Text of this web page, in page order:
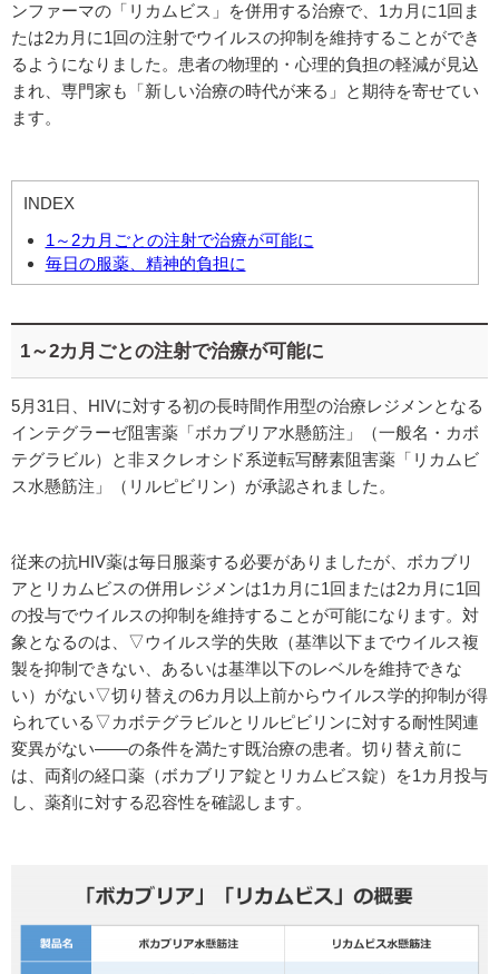
ンファーマの「リカムビス」を併用する治療で、1カ月に1回ま
たは2カ月に1回の注射でウイルスの抑制を維持することができ
るようになりました。患者の物理的・心理的負担の軽減が見込
まれ、専門家も「新しい治療の時代が来る」と期待を寄せてい
ます。
INDEX
1～2カ月ごとの注射で治療が可能に
毎日の服薬、精神的負担に
1～2カ月ごとの注射で治療が可能に
5月31日、HIVに対する初の長時間作用型の治療レジメンとなる
インテグラーゼ阻害薬「ボカブリア水懸筋注」（一般名・カボ
テグラビル）と非ヌクレオシド系逆転写酵素阻害薬「リカムビ
ス水懸筋注」（リルピビリン）が承認されました。
従来の抗HIV薬は毎日服薬する必要がありましたが、ボカブリ
アとリカムビスの併用レジメンは1カ月に1回または2カ月に1回
の投与でウイルスの抑制を維持することが可能になります。対
象となるのは、▽ウイルス学的失敗（基準以下までウイルス複
製を抑制できない、あるいは基準以下のレベルを維持できな
い）がない▽切り替えの6カ月以上前からウイルス学的抑制が得
られている▽カボテグラビルとリルピビリンに対する耐性関連
変異がない――の条件を満たす既治療の患者。切り替え前に
は、両剤の経口薬（ボカブリア錠とリカムビス錠）を1カ月投与
し、薬剤に対する忍容性を確認します。